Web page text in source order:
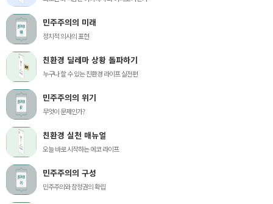
민주주의의 미래
정치적 의사의 표현
친환경 딜레마 상황 돌파하기
누구나 할 수 있는 친환경 라이프 실전편
민주주의의 위기
무엇이 문제인가?
친환경 실천 매뉴얼
오늘 바로 시작하는 에코 라이프
민주주의의 구성
민주주의와 참정권의 확립